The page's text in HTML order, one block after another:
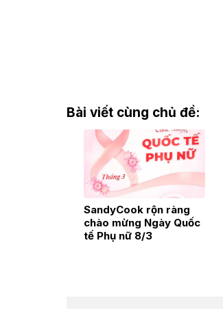
Bài viết cùng chủ đề:
SandyCook rộn ràng
chào mừng Ngày Quốc
tế Phụ nữ 8/3